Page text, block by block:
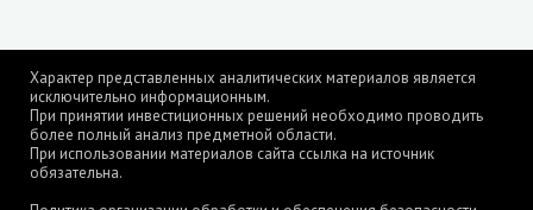
Характер представленных аналитических материалов является
исключительно информационным.
При принятии инвестиционных решений необходимо проводить
более полный анализ предметной области.
При использовании материалов сайта ссылка на источник
обязательна.